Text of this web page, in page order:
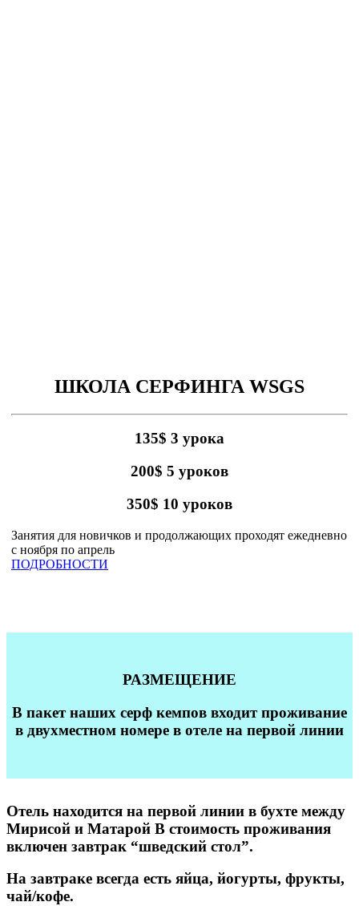
ШКОЛА СЕРФИНГА WSGS
135$ 3 урока
200$ 5 уроков
350$ 10 уроков
Занятия для новичков и продолжающих проходят ежедневно
с ноября по апрель
ПОДРОБНОСТИ
РАЗМЕЩЕНИЕ
В пакет наших серф кемпов входит проживание
в двухместном номере в отеле на первой линии
Отель находится на первой линии в бухте между
Мирисой и Матарой В стоимость проживания
включен завтрак “шведский стол”.
На завтраке всегда есть яйца, йогурты, фрукты,
чай/кофе.